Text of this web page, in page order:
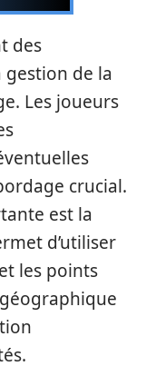
des
de la
Les joueurs
crucial.
est la
d’utiliser
les points